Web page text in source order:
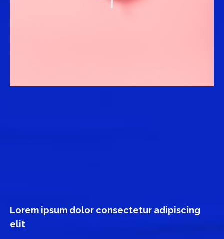
Lorem ipsum dolor consectetur adipiscing
elit